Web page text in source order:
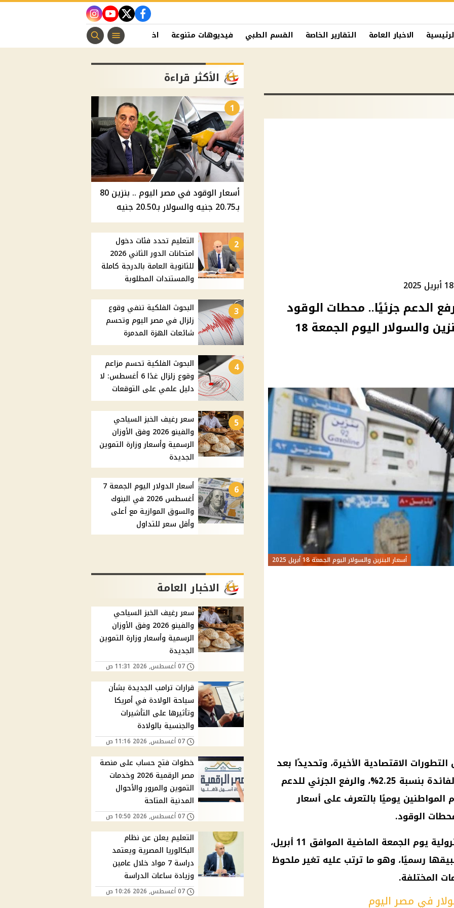
facebook
twitter
youtube
instagram
الاخبار العامة التقارير الخاصة القسم الطبي فيديوهات متنوعة اخبار الفن منوعات مسيحية
الدعم جزئيًا.. محطات الوقود
تعلن الأسعار الرسمية للبنزين والسولار اليوم الجمعة 18
أسعار البنزين والسولار اليوم الجمعة 18 أبريل 2025
الاقتصادية الأخيرة، وتحديدًا بعد
قرار البنك المركزي بخفض سعر الفائدة بنسبة 2.25%، والرفع الجزئي للدعم
المواطنين يوميًا بالتعرف على أسعار
الوقود.
وأعلنت لجنة تسعير المنتجات البترولية يوم الجمعة الماضية الموافق 11 أبريل،
رسميًا، وهو ما ترتب عليه تغير ملحوظ
المختلفة.
في مصر اليوم
الأكثر قراءة
1
أسعار الوقود في مصر اليوم .. بنزين 80
بـ20.75 جنيه والسولار بـ20.50 جنيه
2
التعليم تحدد فئات دخول
امتحانات الدور الثاني 2026
للثانوية العامة بالدرجة كاملة
والمستندات المطلوبة
3
البحوث الفلكية تنفي وقوع
زلزال في مصر اليوم وتحسم
شائعات الهزة المدمرة
4
البحوث الفلكية تحسم مزاعم
وقوع زلزال غدًا 6 أغسطس: لا
دليل علمي على التوقعات
5
سعر رغيف الخبز السياحي
والفينو 2026 وفق الأوزان
الرسمية وأسعار وزارة التموين
الجديدة
6
أسعار الدولار اليوم الجمعة 7
أغسطس 2026 في البنوك
والسوق الموازية مع أعلى
وأقل سعر للتداول
الاخبار العامة
سعر رغيف الخبز السياحي
والفينو 2026 وفق الأوزان
الرسمية وأسعار وزارة التموين
الجديدة
07 أغسطس, 2026 11:31 ص
قرارات ترامب الجديدة بشأن
سياحة الولادة في أمريكا
وتأثيرها على التأشيرات
والجنسية بالولادة
07 أغسطس, 2026 11:16 ص
خطوات فتح حساب على منصة
مصر الرقمية 2026 وخدمات
التموين والمرور والأحوال
المدنية المتاحة
07 أغسطس, 2026 10:50 ص
التعليم يعلن عن نظام
البكالوريا المصرية ويعتمد
دراسة 7 مواد خلال عامين
وزيادة ساعات الدراسة
07 أغسطس, 2026 10:26 ص